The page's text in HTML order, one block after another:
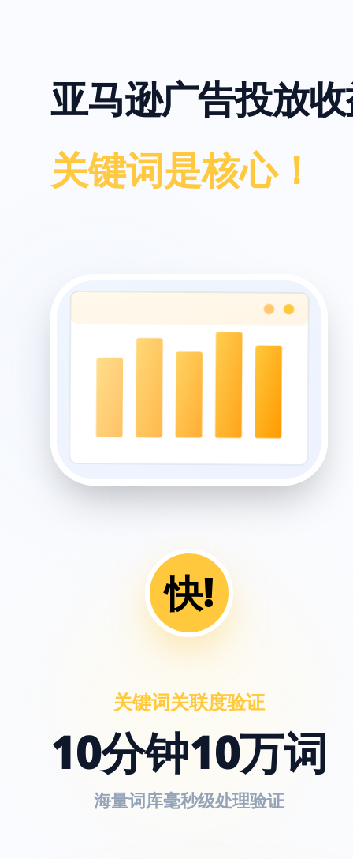
亚马逊广告投放
关键词是核心！
快!
关键词关联度验证
10分钟10万词
海量词库毫秒级处理验证